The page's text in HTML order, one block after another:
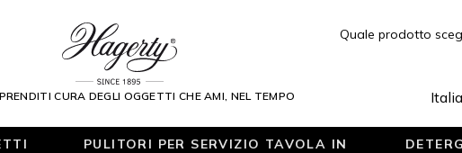
CURA DEGLI OGGETTI CHE AMI, NEL TEMPO
Quale prodotto
PULITORI PER SERVIZIO TAVOLA IN